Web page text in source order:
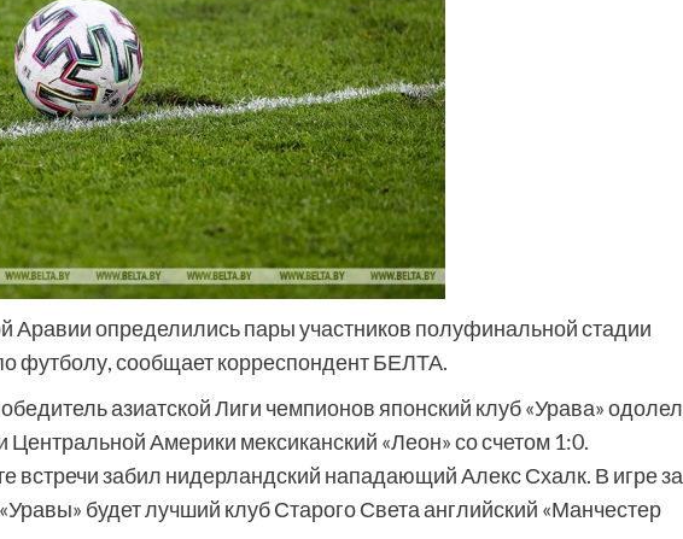
Аравии определились пары участников полуфинальной стадии
футболу, сообщает корреспондент БЕЛТА.
азиатской Лиги чемпионов японский клуб «Урава» одолел
Америки мексиканский «Леон» со счетом 1:0.
встречи забил нидерландский нападающий Алекс Схалк. В игре за
будет лучший клуб Старого Света английский «Манчестер